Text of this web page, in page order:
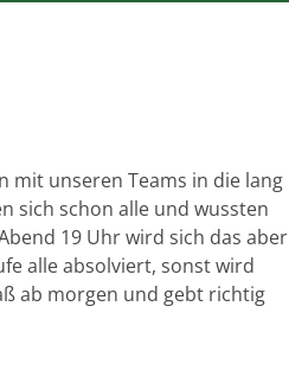
mit unseren Teams in die lang
sich schon alle und wussten
19 Uhr wird sich das aber
alle absolviert, sonst wird
ab morgen und gebt richtig